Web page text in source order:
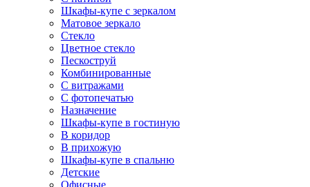
Шкафы-купе с зеркалом
Матовое зеркало
Стекло
Цветное стекло
Пескоструй
Комбинированные
С витражами
С фотопечатью
Назначение
Шкафы-купе в гостиную
В коридор
В прихожую
Шкафы-купе в спальню
Детские
Офисные